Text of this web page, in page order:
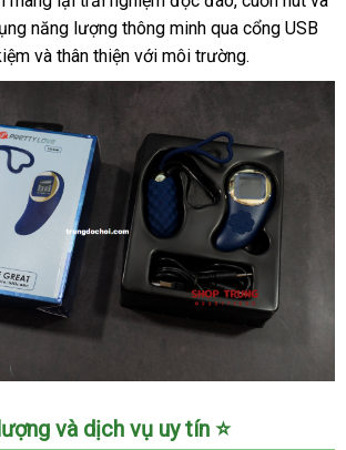
năng lượng thông minh qua cổng USB
và thân thiện với môi trường.
và dịch vụ uy tín ⭐